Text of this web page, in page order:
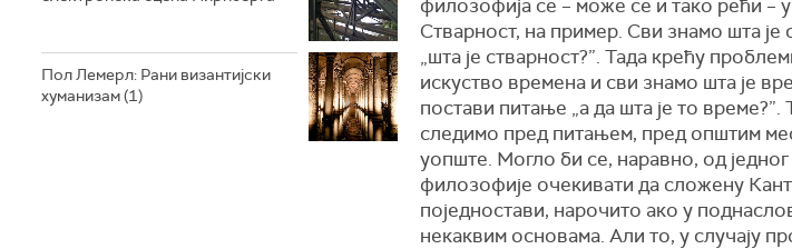
Пол Лемерл: Рани византијски
хуманизам (1)
филозофија се – може се и тако рећи –
Стварност, на пример. Сви знамо шта је
„шта је стварност?”. Тада крећу
искуство времена и сви знамо шта је
постави питање „а да шта је то
следимо пред питањем, пред општим
уопште. Могло би се, наравно, од
филозофије очекивати да сложену
поједностави, нарочито ако у
некаквим основама. Али то, у случају